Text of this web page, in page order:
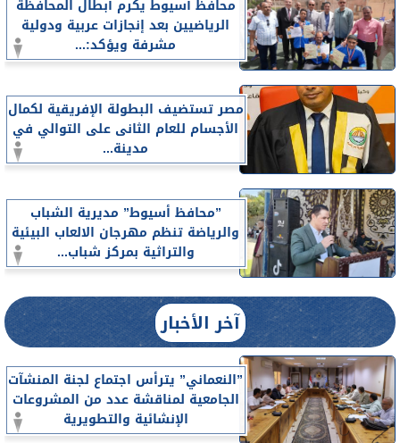
محافظ أسيوط يكرم أبطال المحافظة
الرياضيين بعد إنجازات عربية ودولية
مشرفة ويؤكد:...
مصر تستضيف البطولة الإفريقية لكمال
الأجسام للعام الثانى على التوالي في
مدينة...
”محافظ أسيوط” مديرية الشباب
والرياضة تنظم مهرجان الالعاب البيئية
والتراثية بمركز شباب...
آخر الأخبار
”النعماني” يترأس اجتماع لجنة المنشآت
الجامعية لمناقشة عدد من المشروعات
الإنشائية والتطويرية